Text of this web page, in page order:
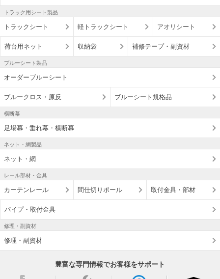
トラック用シート製品
トラックシート 軽トラックシート アオリシート
荷台用ネット 収納袋 補修テープ・副資材
ブルーシート製品
オーダーブルーシート
ブルークロス・原反 ブルーシート規格品
横断幕
足場幕・垂れ幕・横断幕
ネット・網製品
ネット・網
レール部材・金具
カーテンレール 間仕切りポール 取付金具・部材
パイプ・取付金具
修理・副資材
修理・副資材
豊富な専門情報でお客様をサポート